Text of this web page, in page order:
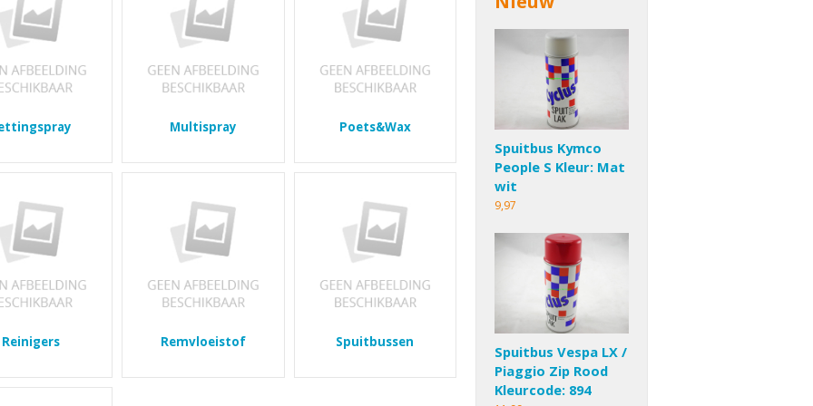
Multispray Poets&Wax
Reinigers Remvloeistof Spuitbussen
Spuitbus Kymco
People S Kleur: Mat
wit
9,97
Spuitbus Vespa LX /
Piaggio Zip Rood
Kleurcode: 894